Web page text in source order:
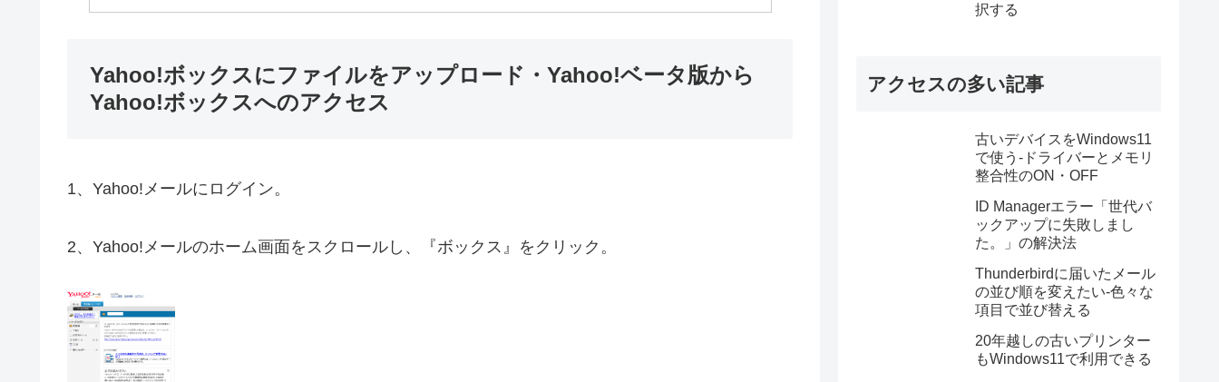
Yahoo!ボックスにファイルをアップロード・Yahoo!ベータ版から
Yahoo!ボックスへのアクセス
1、Yahoo!メールにログイン。
2、Yahoo!メールのホーム画面をスクロールし、『ボックス』をクリック。
択する
アクセスの多い記事
古いデバイスをWindows11
で使う-ドライバーとメモリ
整合性のON・OFF
ID Managerエラー「世代バ
ックアップに失敗しまし
た。」の解決法
Thunderbirdに届いたメール
の並び順を変えたい-色々な
項目で並び替える
20年越しの古いプリンター
もWindows11で利用できる